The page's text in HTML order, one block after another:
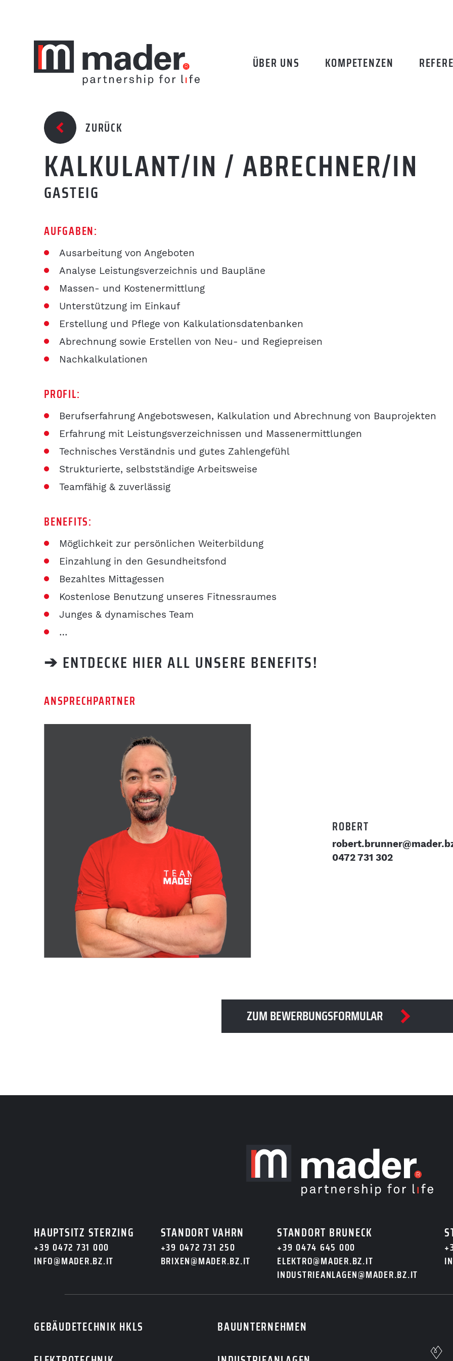
ÜBER UNS KOMPETENZEN
ÜBER UNS
KOMPETENZEN
REFERENZEN
KARRIERE BEI
MADER
ZURÜCK
KALKULANT/IN / ABRECHNER/IN
GASTEIG
AUFGABEN:
Ausarbeitung von Angeboten
Analyse Leistungsverzeichnis und Baupläne
Massen- und Kostenermittlung
Unterstützung im Einkauf
Erstellung und Pflege von Kalkulationsdatenbanken
Abrechnung sowie Erstellen von Neu- und Regiepreisen
Nachkalkulationen
PROFIL:
Berufserfahrung Angebotswesen, Kalkulation und Abrechnung von Bauprojekten
Erfahrung mit Leistungsverzeichnissen und Massenermittlungen
Technisches Verständnis und gutes Zahlengefühl
Strukturierte, selbstständige Arbeitsweise
Teamfähig & zuverlässig
BENEFITS:
Möglichkeit zur persönlichen Weiterbildung
Einzahlung in den Gesundheitsfond
Bezahltes Mittagessen
Kostenlose Benutzung unseres Fitnessraumes
Junges & dynamisches Team
…
➔ ENTDECKE HIER ALL UNSERE BENEFITS!
ANSPRECHPARTNER
ROBERT
0472 731 302
ZUM BEWERBUNGSFORMULAR
HAUPTSITZ STERZING
+39 0472 731 000
INFO@MADER.BZ.IT
STANDORT VAHRN
+39 0472 731 250
BRIXEN@MADER.BZ.IT
STANDORT BRUNECK
+39 0474 645 000
ELEKTRO@MADER.BZ.IT
INDUSTRIEANLAGEN@MADER.BZ.IT
GEBÄUDETECHNIK HKLS
BAUUNTERNEHMEN
JETZT ANFRAGEN
Noch Fragen? Dann kontaktiere uns. Wir